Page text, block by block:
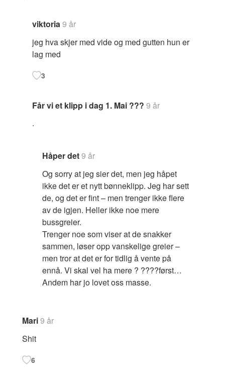
viktoria9 år
jeg hva skjer med vide og med gutten hun er
lag med
3
Får vi et klipp i dag 1. Mai ??? 9 år
.
Håper det9 år
Og sorry at jeg sier det, men jeg håpet
ikke det er et nytt bønneklipp. Jeg har sett
de, og det er fint – men trenger ikke flere
av de igjen. Heller ikke noe mere
bussgreier.
Trenger noe som viser at de snakker
sammen, løser opp vanskelige greier –
men tror at det er for tidlig å vente på
ennå. Vi skal vel ha mere ? ????først…
Andem har jo lovet oss masse.
Mari9 år
Shit
6